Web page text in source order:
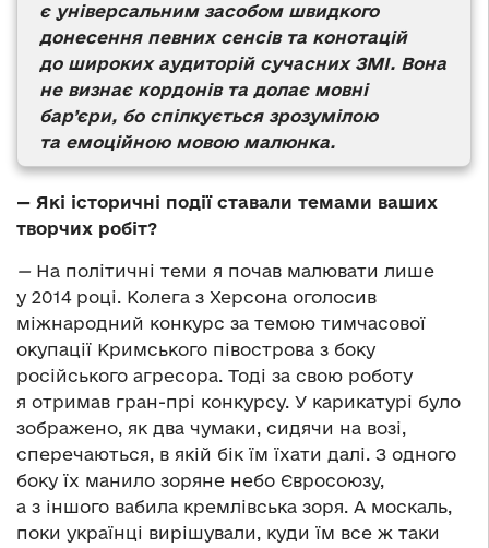
є універсальним засобом швидкого
донесення певних сенсів та конотацій
до широких аудиторій сучасних ЗМІ. Вона
не визнає кордонів та долає мовні
бар’єри, бо спілкується зрозумілою
та емоційною мовою малюнка.
— Які історичні події ставали темами ваших
творчих робіт?
—На політичні теми я почав малювати лише
у 2014 році. Колега з Херсона оголосив
міжнародний конкурс за темою тимчасової
окупації Кримського півострова з боку
російського агресора. Тоді за свою роботу
я отримав гран-прі конкурсу. У карикатурі було
зображено, як два чумаки, сидячи на возі,
сперечаються, в якій бік їм їхати далі. З одного
боку їх манило зоряне небо Євросоюзу,
а з іншого вабила кремлівська зоря. А москаль,
поки українці вирішували, куди їм все ж таки